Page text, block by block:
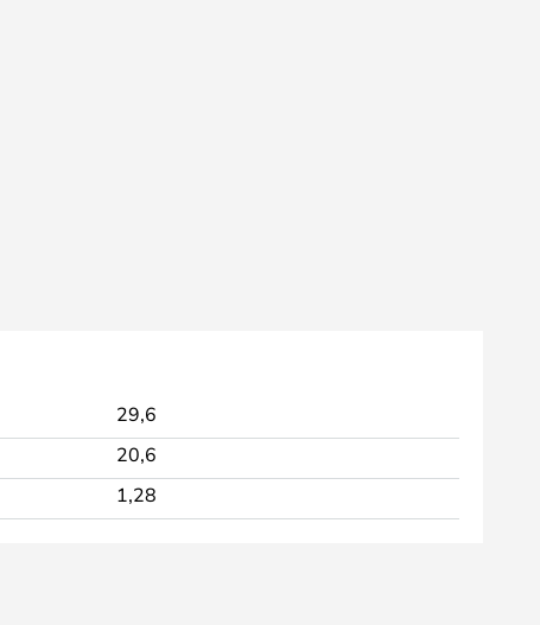
29,6
20,6
1,28